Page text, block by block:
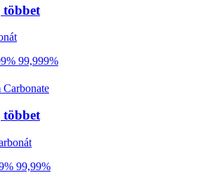
többet
99,999%
többet
99,99%